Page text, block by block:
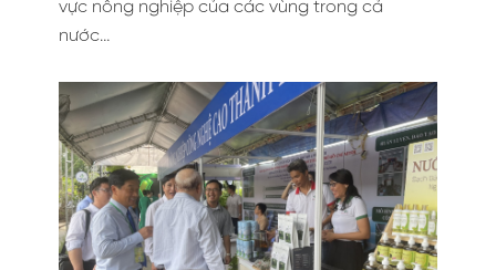
vực nông nghiệp của các vùng trong cả
nước…